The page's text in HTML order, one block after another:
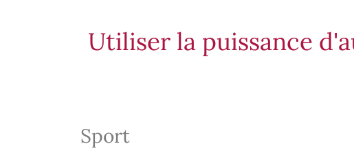
Utiliser la puissance
Sport